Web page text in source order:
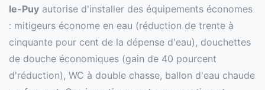
le-Puy autorise d'installer des équipements économes
: mitigeurs économe en eau (réduction de trente à
cinquante pour cent de la dépense d'eau), douchettes
de douche économiques (gain de 40 pourcent
d'réduction), WC à double chasse, ballon d'eau chaude